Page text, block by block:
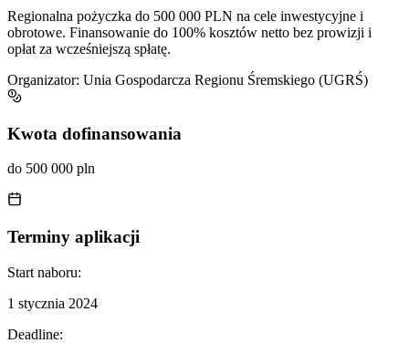
Regionalna pożyczka do 500 000 PLN na cele inwestycyjne i
obrotowe. Finansowanie do 100% kosztów netto bez prowizji i
opłat za wcześniejszą spłatę.
Organizator: Unia Gospodarcza Regionu Śremskiego (UGRŚ)
Kwota dofinansowania
do 500 000 pln
Terminy aplikacji
Start naboru:
1 stycznia 2024
Deadline: